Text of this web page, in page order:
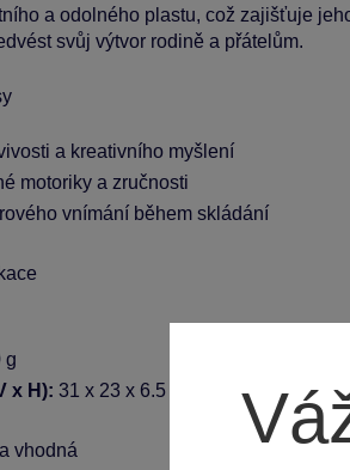
a odolného plastu, což zajišťuje
svůj výtvor rodině a přátelům.
a kreativního myšlení
motoriky a zručnosti
vnímání během skládání
g
x H): 31 x 23 x 6.5 cm
vhodná